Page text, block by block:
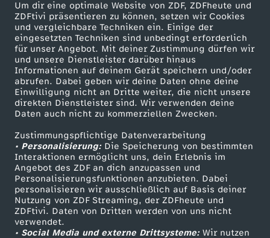
Um dir eine optimale Website von ZDF, ZDFheute und
ZDFtivi präsentieren zu können, setzen wir Cookies
und vergleichbare Techniken ein. Einige der
eingesetzten Techniken sind unbedingt erforderlich
für unser Angebot. Mit deiner Zustimmung dürfen wir
und unsere Dienstleister darüber hinaus
Informationen auf deinem Gerät speichern und/oder
abrufen. Dabei geben wir deine Daten ohne deine
Einwilligung nicht an Dritte weiter, die nicht unsere
direkten Dienstleister sind. Wir verwenden deine
Daten auch nicht zu kommerziellen Zwecken.
Zustimmungspflichtige Datenverarbeitung
• Personalisierung:Die Speicherung von bestimmten
Interaktionen ermöglicht uns, dein Erlebnis im
Angebot des ZDF an dich anzupassen und
Personalisierungsfunktionen anzubieten. Dabei
personalisieren wir ausschließlich auf Basis deiner
Nutzung von ZDF Streaming, der ZDFheute und
ZDFtivi. Daten von Dritten werden von uns nicht
verwendet.
• Social Media und externe Drittsysteme:Wir nutzen
c
e
r
:
l
ü
g
e
Mehr ZDF
ZDF-Apps
Smart TV
ZDFtext
Livestreams
Sendungen A-Z
TV-Programm
Service
ZDFmitreden
Kontakt zum ZDF
Tickets
Zuschauerservice
Hilfe
ZDF Unternehmen